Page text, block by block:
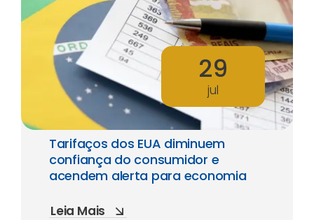
29
jul
Tarifaços dos EUA diminuem
confiança do consumidor e
acendem alerta para economia
Leia Mais